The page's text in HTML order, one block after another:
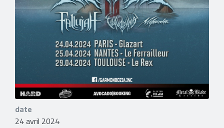
date
24 avril 2024